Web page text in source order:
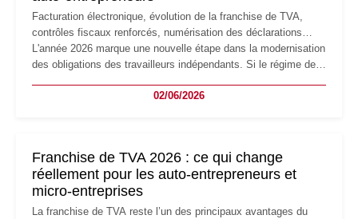
Facturation électronique, évolution de la franchise de TVA,
contrôles fiscaux renforcés, numérisation des déclarations…
L'année 2026 marque une nouvelle étape dans la modernisation
des obligations des travailleurs indépendants. Si le régime de
les auto-entrepreneurs devront s'adapter à un environnement
02/06/2026
Franchise de TVA 2026 : ce qui change
réellement pour les auto-entrepreneurs et
micro-entreprises
La franchise de TVA reste l’un des principaux avantages du